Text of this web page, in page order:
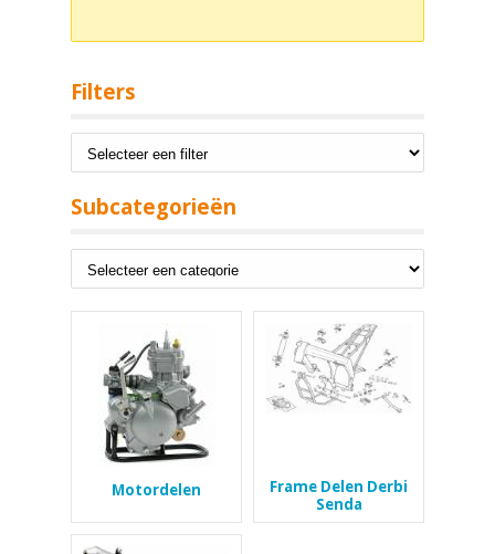
Filters
Subcategorieën
Motordelen
Frame Delen Derbi
Senda